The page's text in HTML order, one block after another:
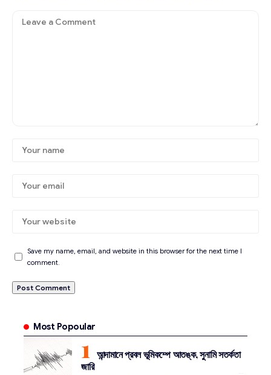
Save my name, email, and website in this browser for the next time I
comment.
Most Popoular
আন্দামানে প্রবল ভূমিকম্পে আতঙ্ক, সুনামি সতর্কতা
জারি